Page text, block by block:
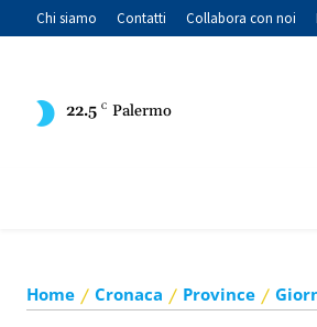
Chi siamo Contatti Collabora con noi
22.5 C Palermo
Home Cronaca Province